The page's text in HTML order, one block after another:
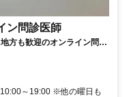
ン問診医師
方も歓迎のオンライン問診
～19:00 ※他の曜日も